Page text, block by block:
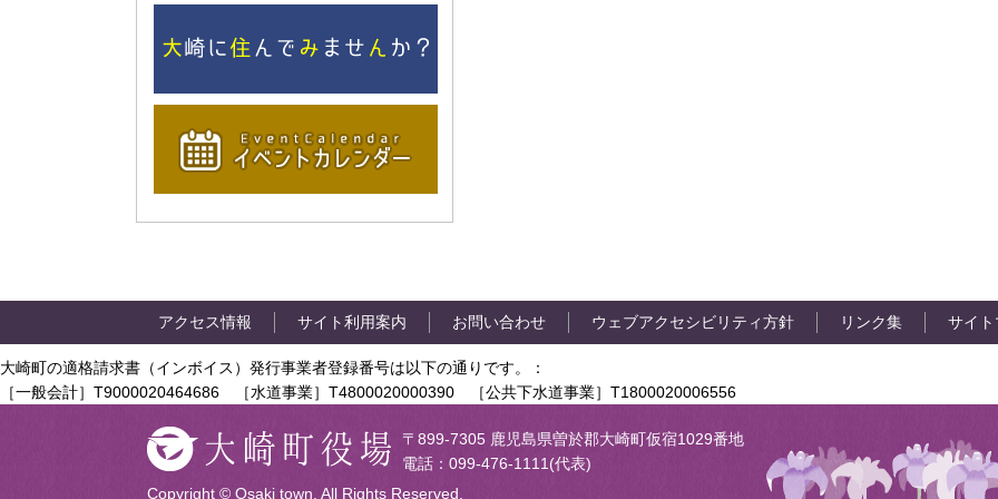
アクセス情報 サイト利用案内 お問い合わせ ウェブアクセシビリティ方針 リンク集 サイ
大崎町の適格請求書（インボイス）発行事業者登録番号は以下の通りです。：
［一般会計］T9000020464686 ［水道事業］T4800020000390 ［公共下水道事業］T1800020006556
〒899-7305 鹿児島県曽於郡大崎町仮宿1029番地
電話：099-476-1111(代表)
Copyright © Osaki town. All Rights Reserved.